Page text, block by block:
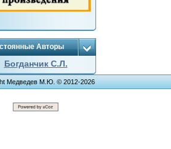
Авторы
Богданчик С.Л.
Медведев М.Ю. © 2012-2026